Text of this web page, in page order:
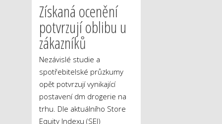
Získaná ocenění
potvrzují oblibu u
zákazníků
Nezávislé studie a
spotřebitelské průzkumy
opět potvrzují vynikající
postavení dm drogerie na
trhu. Dle aktuálního Store
Equity Indexu (SEI)